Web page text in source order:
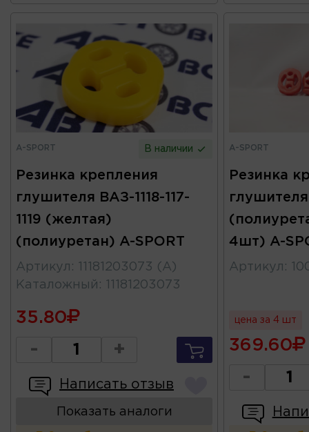
A-SPORT В наличии
Резинка крепления
глушителя ВАЗ-1118-117-
1119 (желтая)
(полиуретан) A-SPORT
Артикул :
11181203073 (A)
Каталожный : 11181203073
35.80
- +
Написать отзыв
Показать аналоги
A-SPORT
Резинка
4шт) A-
Артикул :
цена за 4 шт
369.60
-